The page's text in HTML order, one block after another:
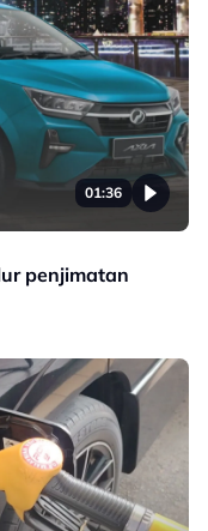
01:36
penjimatan